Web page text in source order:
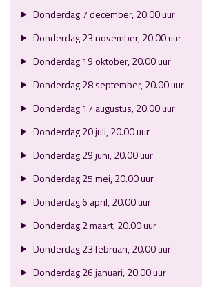
Donderdag 7 december, 20.00 uur
Donderdag 23 november, 20.00 uur
Donderdag 19 oktober, 20.00 uur
Donderdag 28 september, 20.00 uur
Donderdag 17 augustus, 20.00 uur
Donderdag 20 juli, 20.00 uur
Donderdag 29 juni, 20.00 uur
Donderdag 25 mei, 20.00 uur
Donderdag 6 april, 20.00 uur
Donderdag 2 maart, 20.00 uur
Donderdag 23 februari, 20.00 uur
Donderdag 26 januari, 20.00 uur